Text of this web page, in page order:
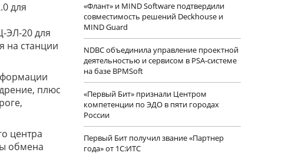
для
ЭЛ-20 для
на станции
плюс
центра
обмена
«Флант» и MIND Software подтвердили
совместимость решений Deckhouse и
MIND Guard
NDBC объединила управление проектной
деятельностью и сервисом в PSA-системе
на базе BPMSoft
«Первый Бит» признали Центром
компетенции по ЭДО в пяти городах
России
Первый Бит получил звание «Партнер
года» от 1С:ИТС